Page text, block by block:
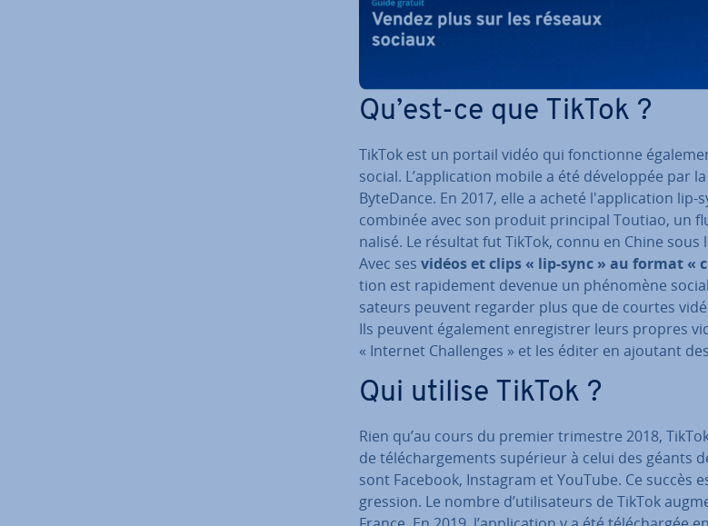
Qu’est-ce que TikTok ?
TikTok est un portail vidéo qui fonc­tionne
social. L’ap­pli­ca­tion mobile a été dé­ve­lop­pée par
ByteDance. En 2017, elle a acheté l'ap­pli­ca­tion lip-
combinée avec son produit principal Toutiao, un
na­lisé. Le résultat fut TikTok, connu en Chine sous
Avec ses vidéos et clips « lip-sync » au format «
tion est ra­pi­de­ment devenue un phénomène
sa­teurs peuvent regarder plus que de courtes
Ils peuvent également en­re­gis­trer leurs propres
« Internet Chal­lenges » et les éditer en ajoutant
Qui utilise TikTok ?
Rien qu’au cours du premier trimestre 2018,
de té­lé­char­ge­ments supérieur à celui des géants
sont Facebook, Instagram et YouTube. Ce succès
gres­sion. Le nombre d’uti­li­sa­teurs de TikTok